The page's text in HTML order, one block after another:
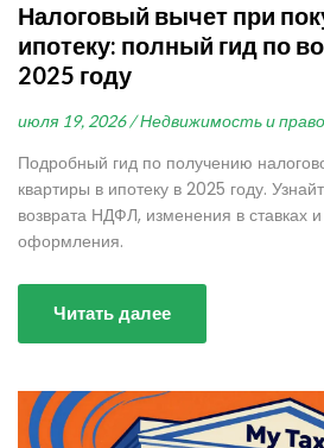
Налоговый вычет при
ипотеку: полный гид по
2025 году
июля 19, 2026 / Недвижимость и
Подробный гид по получению
квартиры в ипотеку в 2025 году.
возврата НДФЛ, изменения в ставках
оформления.
Читать далее